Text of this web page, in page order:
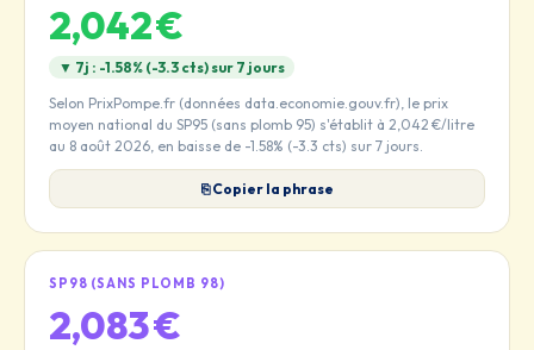
2,042 €
▼ 7j : -1.58% (-3.3 cts) sur 7 jours
Selon PrixPompe.fr (données data.economie.gouv.fr), le prix
moyen national du SP95 (sans plomb 95) s'établit à 2,042 €/litre
au 8 août 2026, en baisse de -1.58% (-3.3 cts) sur 7 jours.
⎘ Copier la phrase
SP98 (SANS PLOMB 98)
2,083 €